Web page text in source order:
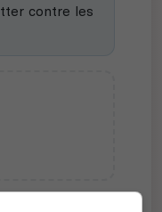
contre les